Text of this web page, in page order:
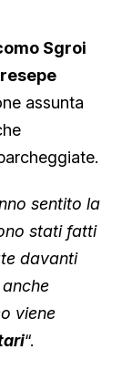
Sgroi
assunta
sentito la
stati fatti
davanti
viene
“.